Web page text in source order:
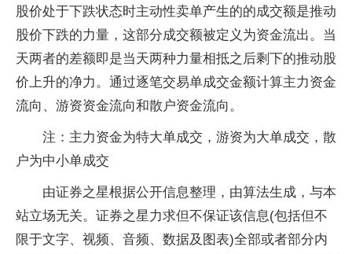
股价处于下跌状态时主动性卖单产生的的成交额是推动
股价下跌的力量，这部分成交额被定义为资金流出。当
天两者的差额即是当天两种力量相抵之后剩下的推动股
价上升的净力。通过逐笔交易单成交金额计算主力资金
流向、游资资金流向和散户资金流向。
注：主力资金为特大单成交，游资为大单成交，散
户为中小单成交
由证券之星根据公开信息整理，由算法生成，与本
站立场无关。证券之星力求但不保证该信息(包括但不
限于文字、视频、音频、数据及图表)全部或者部分内